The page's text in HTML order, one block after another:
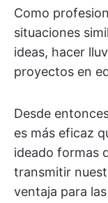
Como
situaciones
ideas, hacer
proyectos en
Desde
es más eficaz
ideado formas
transmitir
ventaja para